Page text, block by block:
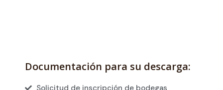
Documentación para su descarga: